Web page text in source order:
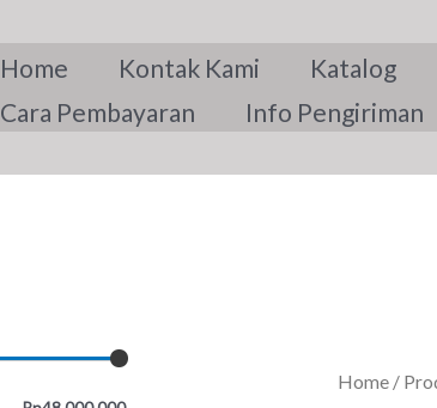
Home Kontak Kami Katalog
Cara Pembayaran
Info Pengiriman
Home /